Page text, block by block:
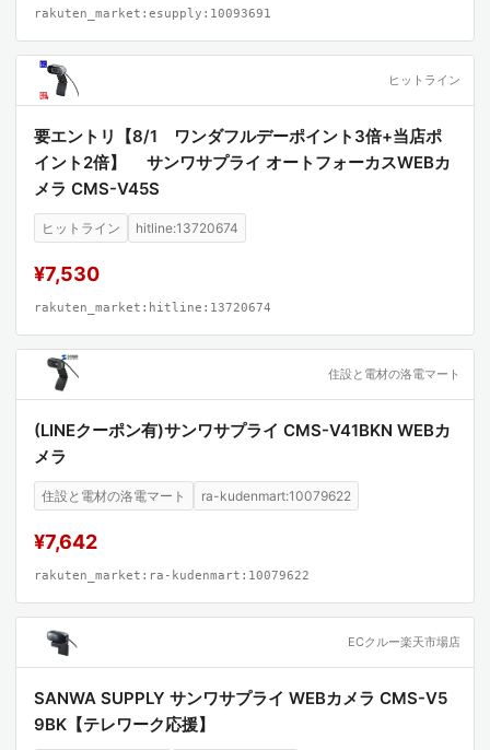
rakuten_market:esupply:10093691
ヒットライン
要エントリ【8/1 ワンダフルデーポイント3倍+当店ポ
イント2倍】 サンワサプライ オートフォーカスWEBカ
メラ CMS-V45S
ヒットライン hitline:13720674
¥7,530
rakuten_market:hitline:13720674
住設と電材の洛電マート
(LINEクーポン有)サンワサプライ CMS-V41BKN WEBカ
メラ
住設と電材の洛電マート ra-kudenmart:10079622
¥7,642
rakuten_market:ra-kudenmart:10079622
ECクルー楽天市場店
SANWA SUPPLY サンワサプライ WEBカメラ CMS-V5
9BK【テレワーク応援】